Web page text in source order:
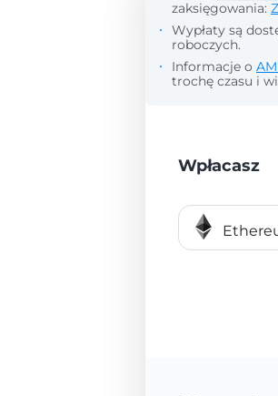
zaksięgowania:
Wypłaty są
roboczych.
Informacje o
trochę czasu i
Wpłacasz